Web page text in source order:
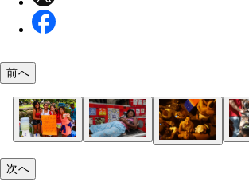
前へ
次へ